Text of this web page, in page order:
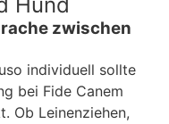
zwischen
individuell sollte
bei Fide Canem
Ob Leinenziehen,